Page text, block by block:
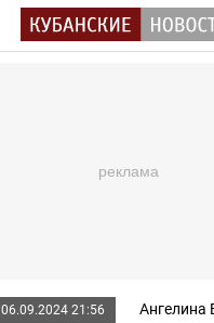
06.09.2024 21:56 Ангелина